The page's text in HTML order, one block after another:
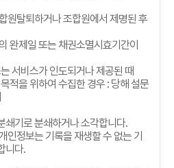
원탈퇴하거나 조합원에서 제명된 후
완제일 또는 채권소멸시효기간이
서비스가 인도되거나 제공된 때
적을 위하여 수집한 경우 : 당해 설문
쇄기로 분쇄하거나 소각합니다.
인정보는 기록을 재생할 수 없는 기
니다.